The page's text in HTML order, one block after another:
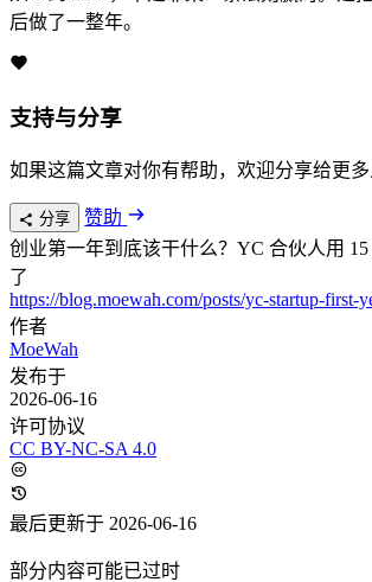
后做了一整年。
支持与分享
如果这篇文章对你有帮助，欢迎分享给更多
分享
赞助
创业第一年到底该干什么？YC 合伙人用
了
https://blog.moewah.com/posts/yc-startup-first-
作者
MoeWah
发布于
2026-06-16
许可协议
CC BY-NC-SA 4.0
最后更新于 2026-06-16
部分内容可能已过时